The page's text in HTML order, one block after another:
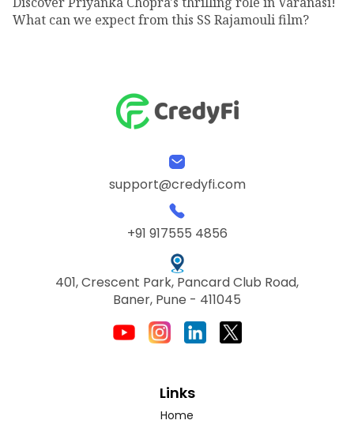
What can we expect from this SS Rajamouli film?
support@credyfi.com
+91 917555 4856
401, Crescent Park, Pancard Club Road,
Baner, Pune - 411045
Links
Home